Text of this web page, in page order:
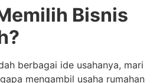
Bisnis
berbagai ide usahanya, mari
mengambil usaha rumahan